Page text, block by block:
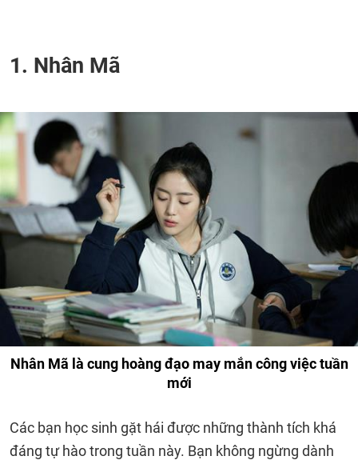
1. Nhân Mã
Nhân Mã là cung hoàng đạo may mắn công việc tuần
mới
Các bạn học sinh gặt hái được những thành tích khá
đáng tự hào trong tuần này. Bạn không ngừng dành